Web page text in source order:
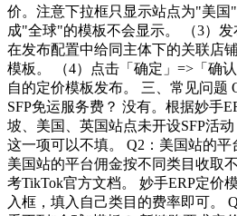
价。注意下拉框只显示站点为"美国
成"全球"的模板不会显示。 （3）发
在发布配置中给同主体下的关联店
模板。 （4）点击「确定」=>「确
自的定价模板发布。 三、常见问题
SFP免运服务费？ 没有。根据妙手
坡、美国、英国站点未开设SFP活
这一项可以不填。 Q2：美国站的
美国站的平台佣金按不同类目收取
考TikTok官方文档。 妙手ERP定价
入框，填入自己类目的费率即可。